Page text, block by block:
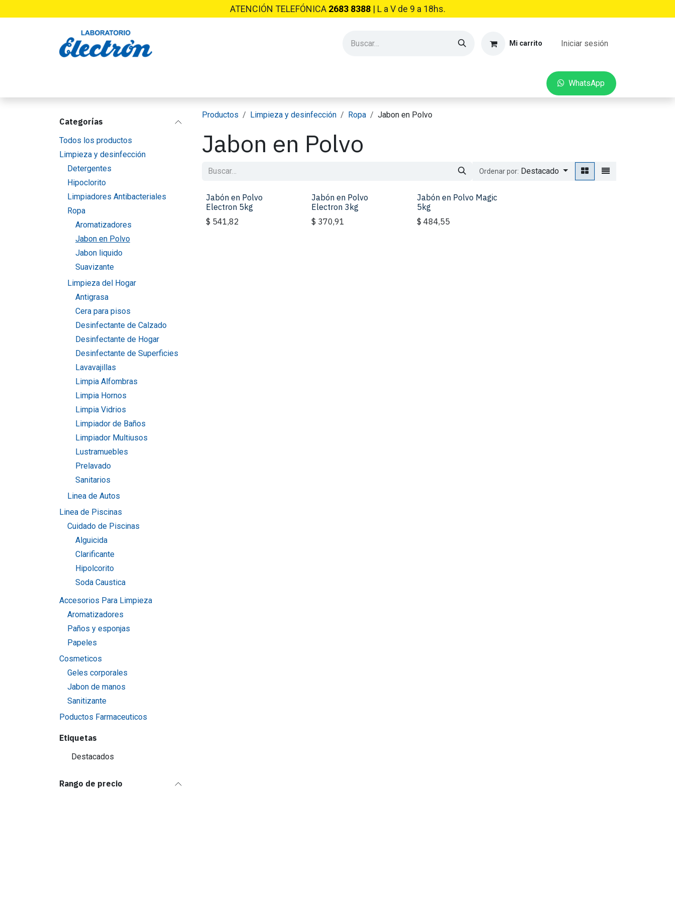
ATENCIÓN TELEFÓNICA 2683 8388| L​ a V de 9 a 18hs.
Mi carrito Iniciar sesión
W​​hatsApp
Categorías
Todos los productos
Limpieza y desinfección
Detergentes
Hipoclorito
Limpiadores Antibacteriales
Ropa
Aromatizadores
Jabon en Polvo
Jabon liquido
Suavizante
Limpieza del Hogar
Antigrasa
Cera para pisos
Desinfectante de Calzado
Desinfectante de Hogar
Desinfectante de Superficies
Lavavajillas
Limpia Alfombras
Limpia Hornos
Limpia Vidrios
Limpiador de Baños
Limpiador Multiusos
Lustramuebles
Prelavado
Sanitarios
Linea de Autos
Linea de Piscinas
Cuidado de Piscinas
Alguicida
Clarificante
Hipolcorito
Soda Caustica
Accesorios Para Limpieza
Aromatizadores
Paños y esponjas
Papeles
Cosmeticos
Geles corporales
Jabon de manos
Sanitizante
Poductos Farmaceuticos
Etiquetas
Destacados
Rango de precio
Productos Limpieza y desinfección Ropa Jabon en Polvo
Jabon en Polvo
Ordenar por: Destacado
Jabón en Polvo
Electron 5kg
$ 541,82
Jabón en Polvo
Electron 3kg
$ 370,91
Jabón en Polvo Magic
5kg
$484,55